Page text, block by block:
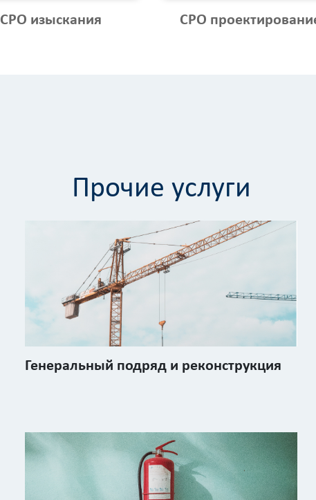
СРО изыскания СРО
Прочие услуги
Генеральный подряд и реконструкция